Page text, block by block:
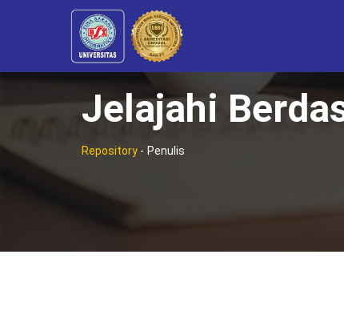
Jelajahi
Repository - Penulis